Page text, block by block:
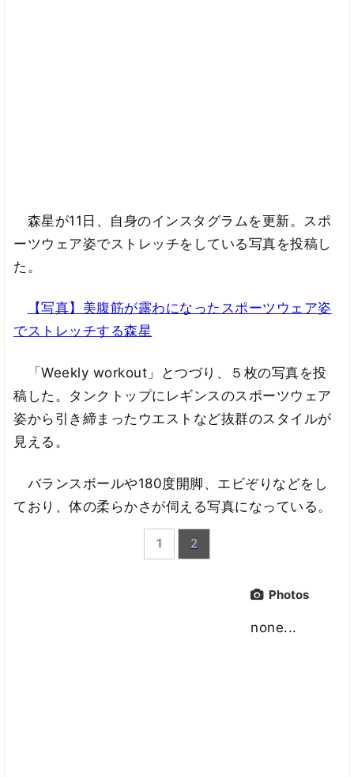
森星が11日、自身のインスタグラムを更新。スポ
ーツウェア姿でストレッチをしている写真を投稿し
た。
【写真】美腹筋が露わになったスポーツウェア姿
でストレッチする森星
「Weekly workout」とつづり、５枚の写真を投
稿した。タンクトップにレギンスのスポーツウェア
姿から引き締まったウエストなど抜群のスタイルが
見える。
バランスボールや180度開脚、エビぞりなどをし
ており、体の柔らかさが伺える写真になっている。
1 2
Photos
none...